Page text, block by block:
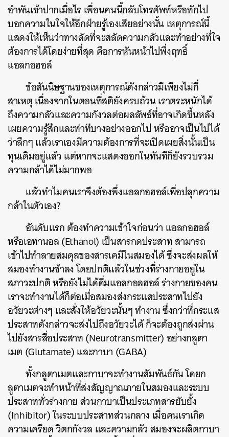
อำพันเข้าปากเมื่อไร เพื่อนคนนี้กลับโทรศัพท์หรือทักไป
บอกความในใจให้อีกฝ่ายรู้เองเสียอย่างนั้น เหตุการณ์นี้
แสดงให้เห็นว่าทางลัดที่จะสลัดความกลัวและทำอย่างที่ใจ
ต้องการได้โดยง่ายที่สุด คือการหันหน้าไปพึ่งฤทธิ์
แอลกอฮอล์
ข้อสันนิษฐานของเหตุการณ์ดังกล่าวมีเพียงไม่กี่
สาเหตุ เนื่องจากในตอนที่สติยังครบถ้วน เราตระหนักได้
ถึงความกลัวและความกังวลต่อผลลัพธ์ที่อาจเกิดขึ้นหลัง
เผยความรู้สึกและท่าทีบางอย่างออกไป หรืออาจเป็นไปได้
ว่าลึกๆ แล้วเราเองมีความต้องการที่จะเปิดเผยสิ่งนั้นเป็น
ทุนเดิมอยู่แล้ว แต่หากจะแสดงออกในทันทีก็ยังรวบรวม
ความกล้าได้ไม่มากพอ
แล้วทำไมคนเราจึงต้องพึ่งแอลกอฮอล์เพื่อปลุกความ
กล้าในตัวเอง?
อันดับแรก ต้องทำความเข้าใจก่อนว่า แอลกอฮอล์
หรือเอทานอล (Ethanol) เป็นสารกดประสาท สามารถ
เข้าไปทำลายสมดุลของสารเคมีในสมองได้ ซึ่งจะส่งผลให้
สมองทำงานช้าลง โดยปกติแล้วในช่วงที่ร่างกายอยู่ใน
สภาวะปกติ หรือยังไม่ได้ดื่มแอลกอลฮอล์ ร่างกายของคน
เราจะทำงานได้ก็ต่อเมื่อสมองส่งกระแสประสาทไปยัง
อวัยวะต่างๆ และสั่งให้อวัยวะนั้นๆ ทำงาน ซึ่งกว่าที่กระแส
ประสาทดังกล่าวจะส่งไปถึงอวัยวะได้ ก็จะต้องถูกส่งผ่าน
ไปยังสารสื่อประสาท (Neurotransmitter) อย่างกลูตา
เมต (Glutamate) และกาบา (GABA)
ทั้งกลูตาเมตและกาบาจะทำงานสัมพันธ์กัน โดยก
ลูตาเมตจะทำหน้าที่ส่งสัญญาณภายในสมองและระบบ
ประสาททั่วร่างกาย ส่วนกาบาเป็นประเภทสารยับยั้ง
(Inhibitor) ในระบบประสาทส่วนกลาง เมื่อคนเราเกิด
ความเครียด วิตกกังวล และความกลัว สมองจะผลิตกาบา